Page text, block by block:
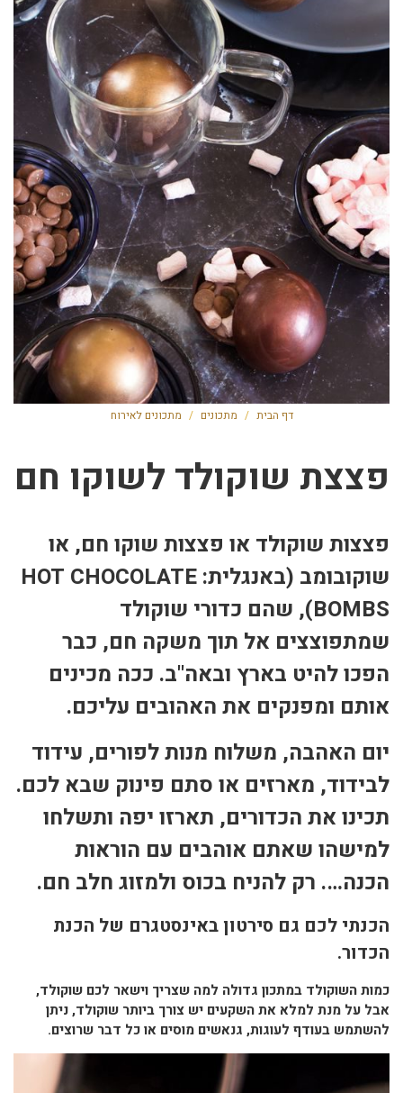
דף הבית / מתכונים / מתכונים לאירוח
פצצת שוקולד לשוקו חם
פצצות שוקולד או פצצות שוקו חם, או
שוקובומב (באנגלית: HOT CHOCOLATE
BOMBS), שהם כדורי שוקולד
שמתפוצצים אל תוך משקה חם, כבר
הפכו להיט בארץ ובאה"ב. ככה מכינים
אותם ומפנקים את האהובים עליכם.
יום האהבה, משלוח מנות לפורים, עידוד
לבידוד, מארזים או סתם פינוק שבא לכם.
תכינו את הכדורים, תארזו יפה ותשלחו
למישהו שאתם אוהבים עם הוראות
הכנה…. רק להניח בכוס ולמזוג חלב חם.
הכנתי לכם גם סירטון באינסטגרם של הכנת
הכדור.
כמות השוקולד במתכון גדולה למה שצריך וישאר לכם שוקולד,
אבל על מנת למלא את השקעים יש צורך ביותר שוקולד, ניתן
להשתמש בעודף לעוגות, גנאשים מוסים או כל דבר שרוצים.